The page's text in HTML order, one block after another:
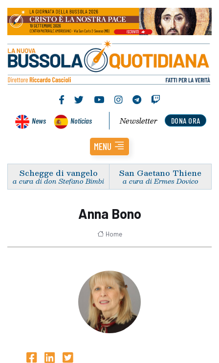
News Noticias DONA ORA
Newsletter
MENU
Schegge di vangelo
a cura di don Stefano Bimbi
San Gaetano Thiene
a cura di Ermes Dovico
Anna Bono
Home